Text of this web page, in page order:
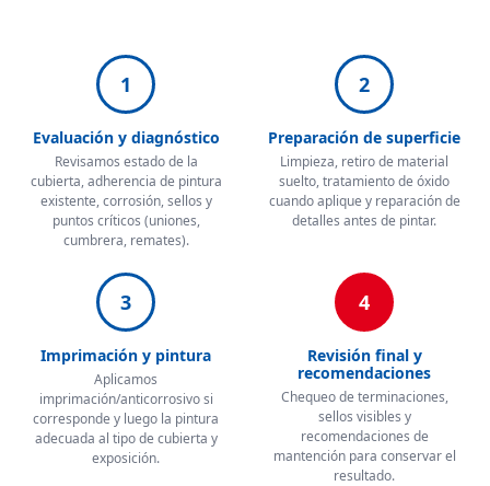
1
Evaluación y diagnóstico
Revisamos estado de la
cubierta, adherencia de pintura
existente, corrosión, sellos y
puntos críticos (uniones,
cumbrera, remates).
2
Preparación de superficie
Limpieza, retiro de material
suelto, tratamiento de óxido
cuando aplique y reparación de
detalles antes de pintar.
3
Imprimación y pintura
Aplicamos
imprimación/anticorrosivo si
corresponde y luego la pintura
adecuada al tipo de cubierta y
exposición.
4
Revisión final y
recomendaciones
Chequeo de terminaciones,
sellos visibles y
recomendaciones de
mantención para conservar el
resultado.